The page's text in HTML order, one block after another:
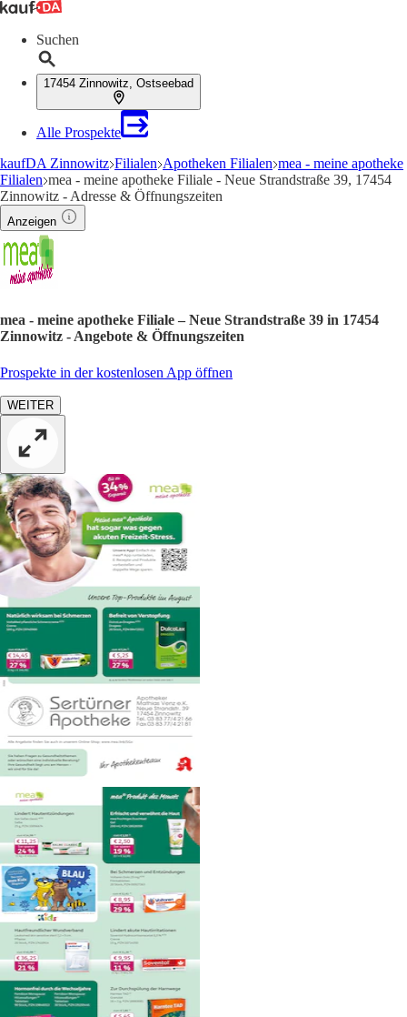
Suchen
17454 Zinnowitz, Ostseebad
Alle Prospekte
kaufDA Zinnowitz Filialen Apotheken Filialen mea - meine apotheke
Filialen mea - meine apotheke Filiale - Neue Strandstraße 39, 17454
Zinnowitz - Adresse & Öffnungszeiten
Anzeigen
mea - meine apotheke Filiale – Neue Strandstraße 39 in 17454
Zinnowitz - Angebote & Öffnungszeiten
Prospekte in der kostenlosen App öffnen
WEITER